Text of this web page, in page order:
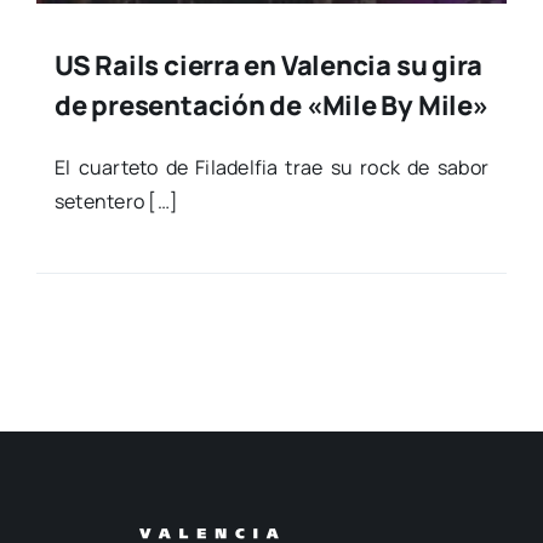
US Rails cierra en Valencia su gira
de presentación de «Mile By Mile»
El cuar­te­to de Fila­del­fia trae su rock de sabor
seten­te­ro […]